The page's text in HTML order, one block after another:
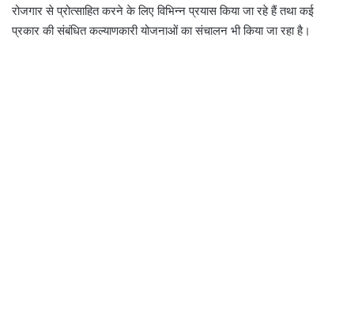
रोजगार से प्रोत्साहित करने के लिए विभिन्न प्रयास किया जा रहे हैं तथा कई
प्रकार की संबंधित कल्याणकारी योजनाओं का संचालन भी किया जा रहा है।